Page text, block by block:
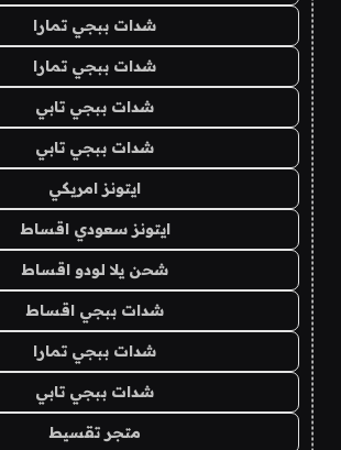
شدات ببجي تمارا
شدات ببجي تمارا
شدات ببجي تابي
شدات ببجي تابي
ايتونز امريكي
ايتونز سعودي اقساط
شحن يلا لودو اقساط
شدات ببجي اقساط
شدات ببجي تمارا
شدات ببجي تابي
متجر تقسيط